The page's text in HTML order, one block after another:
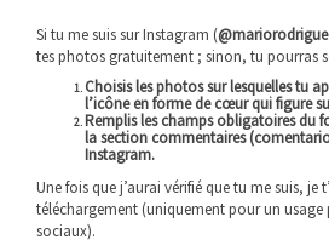
Si tu me suis sur Instagram (
tes photos gratuitement ; sinon, tu pourras
Choisis les photos sur lesquelles tu
l’icône en forme de cœur qui figure
Remplis les champs obligatoires du
la section commentaires
Instagram.
Une fois que j’aurai vérifié que tu me suis, je
téléchargement (uniquement pour un usage
sociaux).